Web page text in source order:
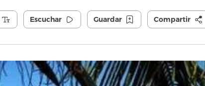
Escuchar Guardar Compartir